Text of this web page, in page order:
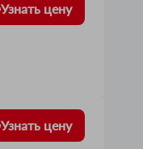
Узнать цену
Узнать цену